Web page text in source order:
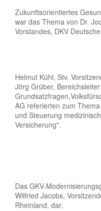
Zukunftsorientiertes
war das Thema von Dr.
Vorstandes, DKV
Helmut Kühl, Stv.
Jörg Grüber,
AG referierten zum
und Steuerung
Versicherung".
Das GKV-
Wilfried Jacobs,
Rheinland, dar.